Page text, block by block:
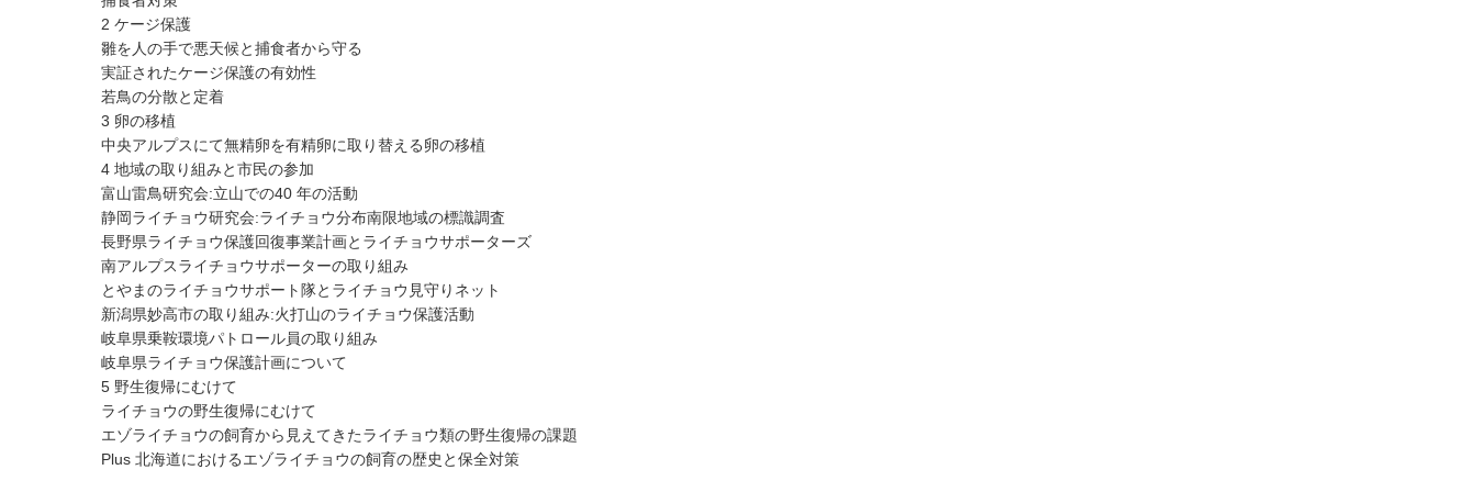
2 ケージ保護
雛を人の手で悪天候と捕食者から守る
実証されたケージ保護の有効性
若鳥の分散と定着
3 卵の移植
中央アルプスにて無精卵を有精卵に取り替える卵の移植
4 地域の取り組みと市民の参加
富山雷鳥研究会:立山での40 年の活動
静岡ライチョウ研究会:ライチョウ分布南限地域の標識調査
長野県ライチョウ保護回復事業計画とライチョウサポーターズ
南アルプスライチョウサポーターの取り組み
とやまのライチョウサポート隊とライチョウ見守りネット
新潟県妙高市の取り組み:火打山のライチョウ保護活動
岐阜県乗鞍環境パトロール員の取り組み
岐阜県ライチョウ保護計画について
5 野生復帰にむけて
ライチョウの野生復帰にむけて
エゾライチョウの飼育から見えてきたライチョウ類の野生復帰の課題
Plus 北海道におけるエゾライチョウの飼育の歴史と保全対策